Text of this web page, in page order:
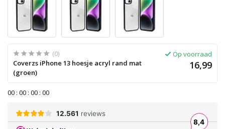
(0)
Coverzs iPhone 13 hoesje acryl rand mat
(groen)
Op voorraad
16,99
00 : 00 : 00 : 00